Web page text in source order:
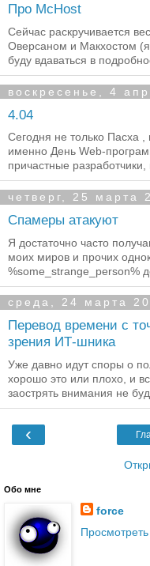
Про McHost
Сейчас раскручивается
Оверсаном и Макхостом
буду вдаваться в
воскресенье, 4
4.04
Сегодня не только Пасха
именно День Web-
причастные
четверг, 25 марта
Спамеры атакуют
Я достаточно часто
моих миров и прочих
%some_strange_person%
среда, 24 марта
Перевод времени с
зрения ИТ-шника
Уже давно идут споры о
хорошо это или плохо, и
заострять внимания не
‹
Обо мне
force